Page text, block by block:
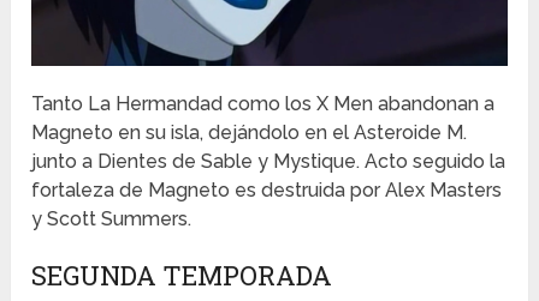
Tanto La Hermandad como los X Men abandonan a
Magneto en su isla, dejándolo en el Asteroide M.
junto a Dientes de Sable y Mystique. Acto seguido la
fortaleza de Magneto es destruida por Alex Masters
y Scott Summers.
SEGUNDA TEMPORADA